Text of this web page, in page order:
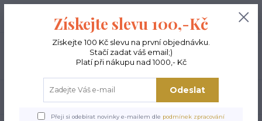
Po - Pá 9-15:00 0,00 Kč
Získejte slevu 100,-Kč
Získejte 100 Kč slevu na první objednávku.
Stačí zadat váš email;)
Platí při nákupu nad 1000,- Kč
Odeslat
Přeji si odebírat novinky e-mailem dle podmínek zpracování